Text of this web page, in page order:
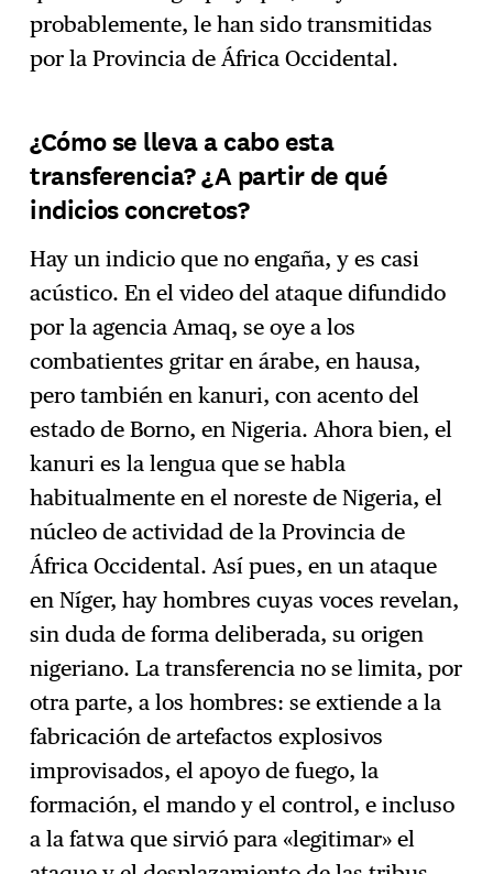
probablemente, le han sido transmitidas
por la Provincia de África Occidental.
¿Cómo se lleva a cabo esta
transferencia? ¿A partir de qué
indicios concretos?
Hay un indicio que no engaña, y es casi
acústico. En el video del ataque difundido
por la agencia Amaq, se oye a los
combatientes gritar en árabe, en hausa,
pero también en kanuri, con acento del
estado de Borno, en Nigeria. Ahora bien, el
kanuri es la lengua que se habla
habitualmente en el noreste de Nigeria, el
núcleo de actividad de la Provincia de
África Occidental. Así pues, en un ataque
en Níger, hay hombres cuyas voces revelan,
sin duda de forma deliberada, su origen
nigeriano. La transferencia no se limita, por
otra parte, a los hombres: se extiende a la
fabricación de artefactos explosivos
improvisados, el apoyo de fuego, la
formación, el mando y el control, e incluso
a la fatwa que sirvió para «legitimar» el